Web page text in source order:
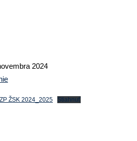
2024
ŽSK 2024_2025 Stiahnuť